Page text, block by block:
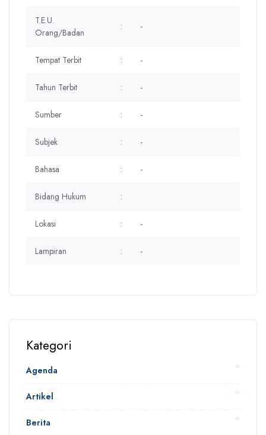
T.E.U.
Orang/Badan
: -
Tempat Terbit : -
Tahun Terbit : -
Sumber : -
Subjek : -
Bahasa : -
Bidang Hukum :
Lokasi : -
Lampiran : -
Kategori
Agenda
Artikel
Berita